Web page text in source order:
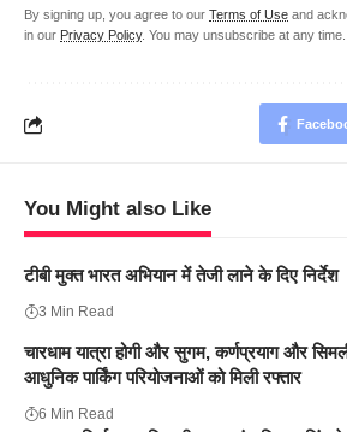
By signing up, you agree to our Terms of Use and
in our Privacy Policy. You may unsubscribe at any time.
You Might also Like
टीबी मुक्त भारत अभियान में तेजी लाने के दिए निर्देश
3 Min Read
चारधाम यात्रा होगी और सुगम, कर्णप्रयाग और
आधुनिक पार्किंग परियोजनाओं को मिली रफ्तार
6 Min Read